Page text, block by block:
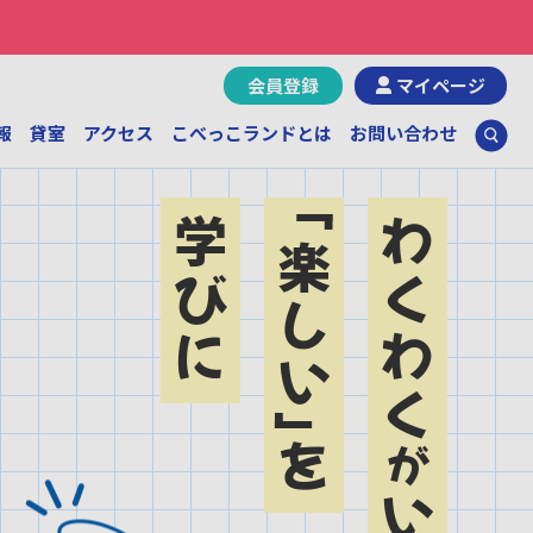
会員登録
マイページ
貸室 アクセス こべっこランドとは お問い合わせ
わくわく
が
楽しい
を
学びに